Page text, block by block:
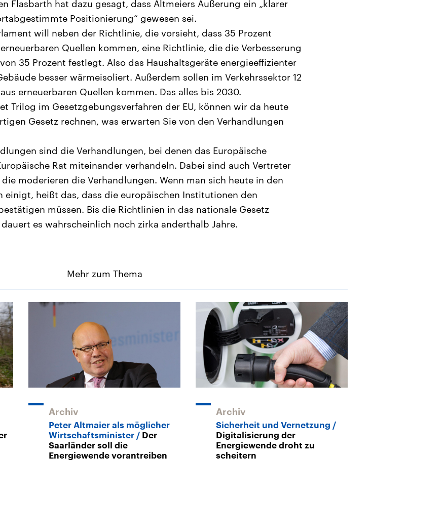
Flasbarth hat dazu gesagt, dass Altmeiers Äußerung ein „klarer
Positionierung“ gewesen sei.
will neben der Richtlinie, die vorsieht, dass 35 Prozent
Quellen kommen, eine Richtlinie, die die Verbesserung
35 Prozent festlegt. Also das Haushaltsgeräte energieeffizienter
besser wärmeisoliert. Außerdem sollen im Verkehrssektor 12
erneuerbaren Quellen kommen. Das alles bis 2030.
Trilog im Gesetzgebungsverfahren der EU, können wir da heute
Gesetz rechnen, was erwarten Sie von den Verhandlungen
sind die Verhandlungen, bei denen das Europäische
Rat miteinander verhandeln. Dabei sind auch Vertreter
die moderieren die Verhandlungen. Wenn man sich heute in den
einigt, heißt das, dass die europäischen Institutionen den
müssen. Bis die Richtlinien in das nationale Gesetz
es wahrscheinlich noch zirka anderthalb Jahre.
Mehr zum Thema
Archiv
Peter Altmaier als möglicher
Wirtschaftsminister
Der
Saarländer soll die
Energiewende vorantreiben
Archiv
Sicherheit und Vernetzung
Digitalisierung der
Energiewende droht zu
scheitern